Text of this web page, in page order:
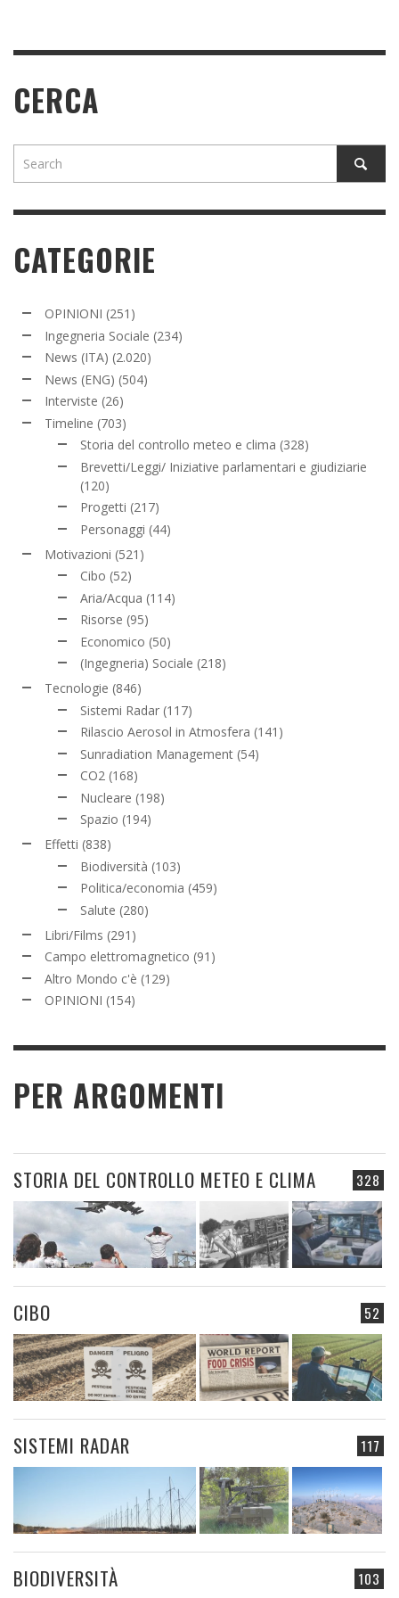
CERCA
CATEGORIE
OPINIONI (251)
Ingegneria Sociale (234)
News (ITA) (2.020)
News (ENG) (504)
Interviste (26)
Timeline (703)
Storia del controllo meteo e clima (328)
Brevetti/Leggi/ Iniziative parlamentari e giudiziarie
(120)
Progetti (217)
Personaggi (44)
Motivazioni (521)
Cibo (52)
Aria/Acqua (114)
Risorse (95)
Economico (50)
(Ingegneria) Sociale (218)
Tecnologie (846)
Sistemi Radar (117)
Rilascio Aerosol in Atmosfera (141)
Sunradiation Management (54)
CO2 (168)
Nucleare (198)
Spazio (194)
Effetti (838)
Biodiversità (103)
Politica/economia (459)
Salute (280)
Libri/Films (291)
Campo elettromagnetico (91)
Altro Mondo c'è (129)
OPINIONI (154)
PER ARGOMENTI
328
STORIA DEL CONTROLLO METEO E CLIMA
52
CIBO
117
SISTEMI RADAR
103
BIODIVERSITÀ